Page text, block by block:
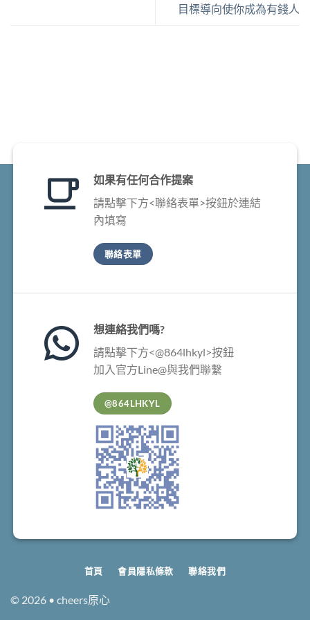
目標導向使你成為有錢人
如果有任何合作提案
請點擊下方<聯絡表單>按鈕於連結
內填寫
聯絡表單
想連絡我們嗎?
請點擊下方<@864lhkyl>按鈕
加入官方Line@與我們聯繫
@864LHKYL
© 2026 • cheers原心
首頁 會員隱私條款 聯絡我們